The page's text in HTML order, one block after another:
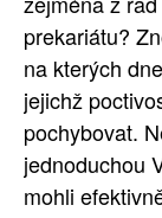
PLNÁ VERZE
prekariátu?
na kterých
jejichž
pochybovat.
jednoduchou
mohli